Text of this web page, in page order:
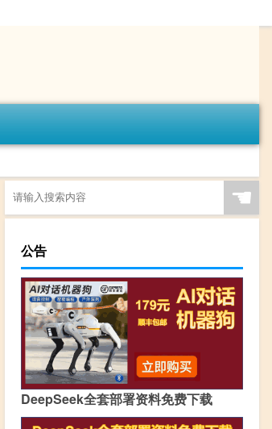
☚
公告
DeepSeek全套部署资料免费下载